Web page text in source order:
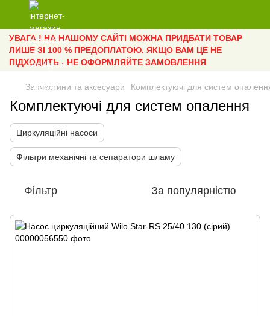
УВАГА ! НА НАШОМУ САЙТІ МОЖНА ПРИДБАТИ ТОВАР
ЛИШЕ ЗІ 100 % ПРЕДОПЛАТОЮ. ЯКЩО ВАМ ЦЕ НЕ
ПІДХОДИТЬ - НЕ ОФОРМЛЯЙТЕ ЗАМОВЛЕННЯ
Запчастини та аксесуари Комплектуючі для систем
Комплектуючі для систем опалення
Циркуляційні насоси
Фільтри механічні та сепаратори шламу
Фільтр За популярністю